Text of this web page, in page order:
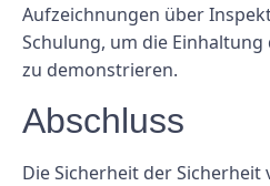
Aufzeichnungen über
Schulung, um die
zu demonstrieren.
Abschluss
Die Sicherheit der Sicherheit